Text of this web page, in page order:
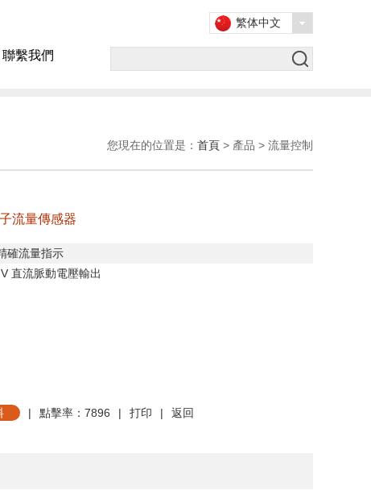
聯繫我們
繁体中文
您現在的位置是： 首頁 > 產品 > 流量控制
流量傳感器
確流量指示
直流脈動電壓輸出
| 點擊率：7896 | 打印 | 返回